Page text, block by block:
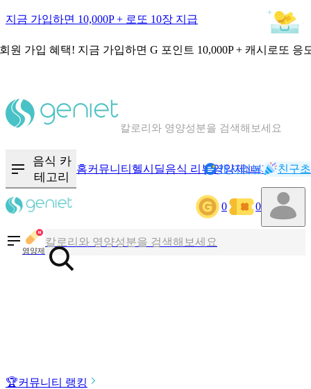
지금 가입하면 10,000P + 로또 10장 지급
원 가입 혜택! 지금 가입하면 G 포인트 10,000P + 캐시로또 응
혈당 · 다이어트 음식 검색해보세요
음식 카
테고리
홈커뮤니티 헬시딜음식 리뷰영양제NEW기록
캐시리뷰 친구
0 0
영양제
칼로리와 영양성분을 검색해보세요
혈당 · 다이어트 음식 검색해보세요
음식 · 영양제 리뷰를 찾아보세요
🏆커뮤니티 랭킹